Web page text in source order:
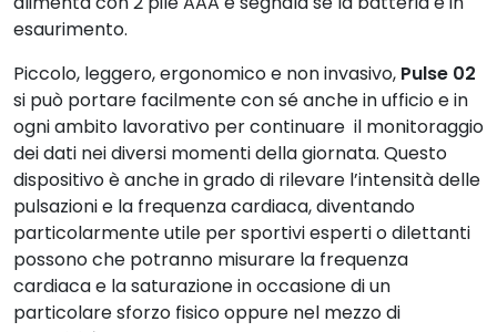
esaurimento.
Piccolo, leggero, ergonomico e non invasivo, Pulse 02
si può portare facilmente con sé anche in ufficio e in
ogni ambito lavorativo per continuare il monitoraggio
dei dati nei diversi momenti della giornata. Questo
dispositivo è anche in grado di rilevare l’intensità delle
pulsazioni e la frequenza cardiaca, diventando
particolarmente utile per sportivi esperti o dilettanti
possono che potranno misurare la frequenza
cardiaca e la saturazione in occasione di un
particolare sforzo fisico oppure nel mezzo di